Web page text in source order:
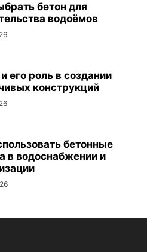
бетон для
водоёмов
его роль в создании
конструкций
бетонные
в водоснабжении и